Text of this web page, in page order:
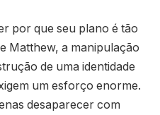
por que seu plano é tão
Matthew, a manipulação
de uma identidade
um esforço enorme.
desaparecer com